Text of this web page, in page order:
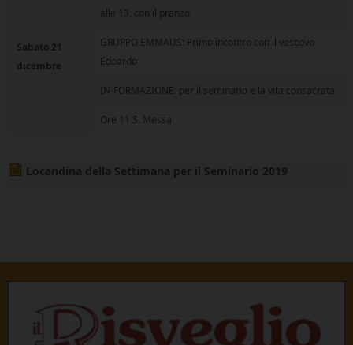
Sabato 21
dicembre
alle 13, con il pranzo
GRUPPO EMMAUS: Primo incontro con il vescovo
Edoardo
IN-FORMAZIONE: per il seminario e la vita consacrata
Ore 11 S. Messa
Locandina della Settimana per il Seminario 2019